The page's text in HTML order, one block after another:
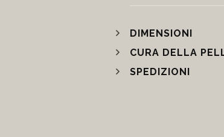
DIMENSIONI
CURA DELLA
SPEDIZIONI